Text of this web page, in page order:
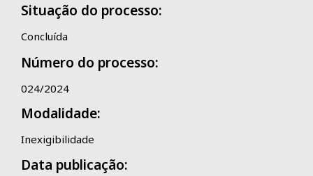
Situação do processo:
Concluída
Número do processo:
024/2024
Modalidade:
Inexigibilidade
Data publicação: